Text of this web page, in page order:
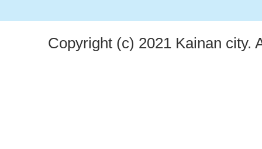
Copyright (c) 2021 Kainan city.